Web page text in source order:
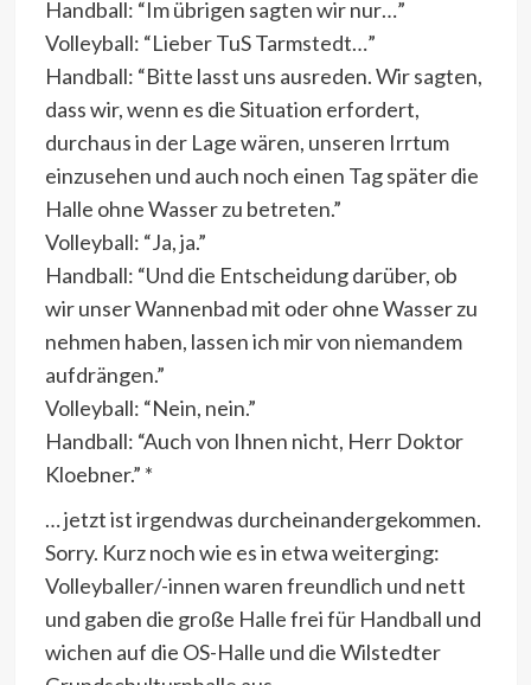
Handball: “Im übrigen sagten wir nur…”
Volleyball: “Lieber TuS Tarmstedt…”
Handball: “Bitte lasst uns ausreden. Wir sagten,
dass wir, wenn es die Situation erfordert,
durchaus in der Lage wären, unseren Irrtum
einzusehen und auch noch einen Tag später die
Halle ohne Wasser zu betreten.”
Volleyball: “Ja, ja.”
Handball: “Und die Entscheidung darüber, ob
wir unser Wannenbad mit oder ohne Wasser zu
nehmen haben, lassen ich mir von niemandem
aufdrängen.”
Volleyball: “Nein, nein.”
Handball: “Auch von Ihnen nicht, Herr Doktor
Kloebner.” *
… jetzt ist irgendwas durcheinandergekommen.
Sorry. Kurz noch wie es in etwa weiterging:
Volleyballer/-innen waren freundlich und nett
und gaben die große Halle frei für Handball und
wichen auf die OS-Halle und die Wilstedter